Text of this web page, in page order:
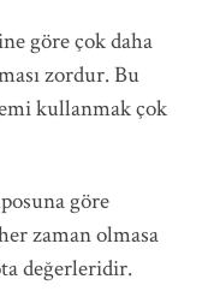
göre çok daha
zordur. Bu
kullanmak çok
göre
zaman olmasa
değerleridir.